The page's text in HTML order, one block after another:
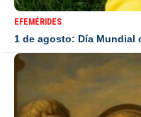
EFEMÉRIDES
1 de agosto: Día Mundial